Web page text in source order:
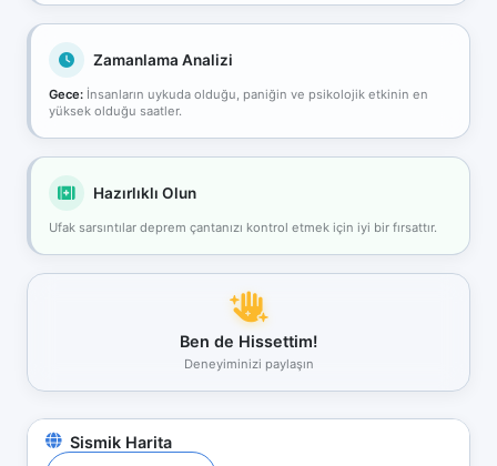
Zamanlama Analizi
Gece: İnsanların uykuda olduğu, paniğin ve psikolojik etkinin en
yüksek olduğu saatler.
Hazırlıklı Olun
Ufak sarsıntılar deprem çantanızı kontrol etmek için iyi bir fırsattır.
Ben de Hissettim!
Deneyiminizi paylaşın
Sismik Harita